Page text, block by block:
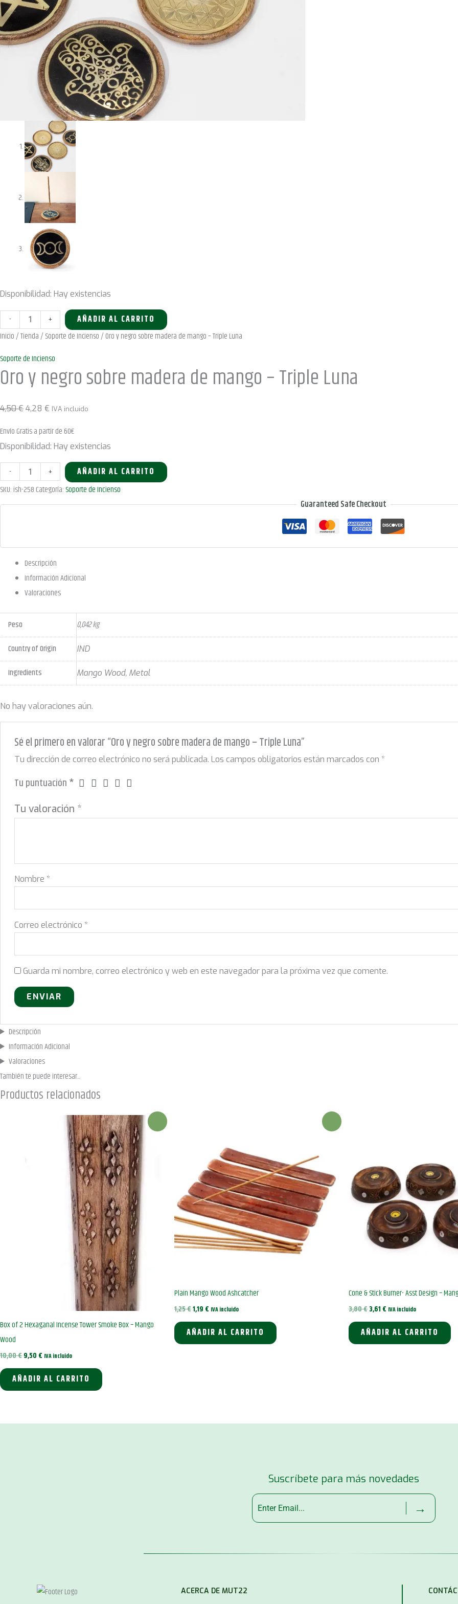
Disponibilidad: Hay existencias
-
y
sobre
madera
mango
Triple
Luna
cantidad
+ AÑADIR AL CARRITO
Inicio/Tienda/ Soporte de Incienso/ Oro y negro sobre madera de mango – Triple Luna
Soporte de Incienso
Oro y negro sobre madera de mango – Triple Luna
4,50€El
original
era:
4,50 €.
4,28 € El
actual
es:
4,28 €.
IVA incluido
Envío Gratis a partir de 60€
Disponibilidad: Hay existencias
-
y
de
mango
cantidad
+
AÑADIR AL CARRITO
SKU: ish-258 Categoría:Soporte de Incienso
Guaranteed Safe Checkout
Descripción
Información Adicional
Valoraciones
Peso
0,042 kg
Country of Origin
IND
Ingredients Mango Wood, Metal
No hay valoraciones aún.
Sé el primero en valorar “Oro y negro sobre madera de mango – Triple Luna”
Tu dirección de correo electrónico no será publicada. Los campos obligatorios están marcados con *
Tu puntuación *
Tu valoración *
Nombre *
Correo electrónico *
Guarda mi nombre, correo electrónico y web en este navegador para la próxima vez que comente.
Descripción
Información Adicional
Valoraciones
También te puede interesar...
Productos relacionados
¡Oferta!
Box of 2 Hexaganal Incense Tower Smoke Box – Mango
Wood
10,00€El
original
era:
10,00 €.
9,50 € El
actual
es:
9,50 €.
IVA incluido
AÑADIR AL CARRITO
¡Oferta!
Plain Mango Wood Ashcatcher
1,25€El
original
era:
1,25 €.
1,19 € El
actual
es:
1,19 €.
IVA incluido
AÑADIR AL CARRITO
Cone & Stick Burner- Asst Design –
3,80€El
original
era:
3,80 €.
3,61€ El
actual
es:
3,61 €.
IVA incluido
AÑADIR AL CARRITO
Suscríbete para más novedades
→
ACERCA DE MUT22